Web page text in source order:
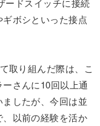
ボシといった接点
取り組んだ際は、こ
さんに10回以上通
したが、今回は並
以前の経験を活か